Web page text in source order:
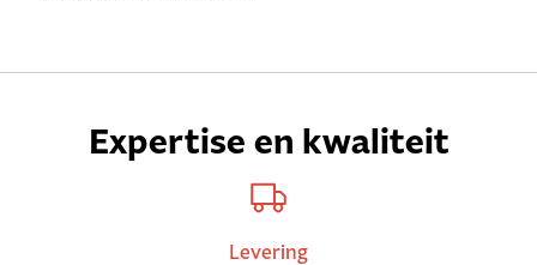
Expertise en kwaliteit
Levering